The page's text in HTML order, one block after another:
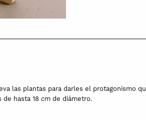
las plantas para darles el protagonismo
de hasta 18 cm de diámetro.